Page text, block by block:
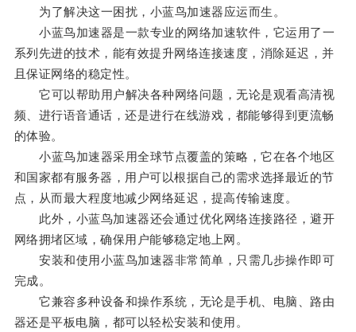
为了解决这一困扰，小蓝鸟加速器应运而生。
小蓝鸟加速器是一款专业的网络加速软件，它运用了一
系列先进的技术，能有效提升网络连接速度，消除延迟，并
且保证网络的稳定性。
它可以帮助用户解决各种网络问题，无论是观看高清视
频、进行语音通话，还是进行在线游戏，都能够得到更流畅
的体验。
小蓝鸟加速器采用全球节点覆盖的策略，它在各个地区
和国家都有服务器，用户可以根据自己的需求选择最近的节
点，从而最大程度地减少网络延迟，提高传输速度。
此外，小蓝鸟加速器还会通过优化网络连接路径，避开
网络拥堵区域，确保用户能够稳定地上网。
安装和使用小蓝鸟加速器非常简单，只需几步操作即可
完成。
它兼容多种设备和操作系统，无论是手机、电脑、路由
器还是平板电脑，都可以轻松安装和使用。